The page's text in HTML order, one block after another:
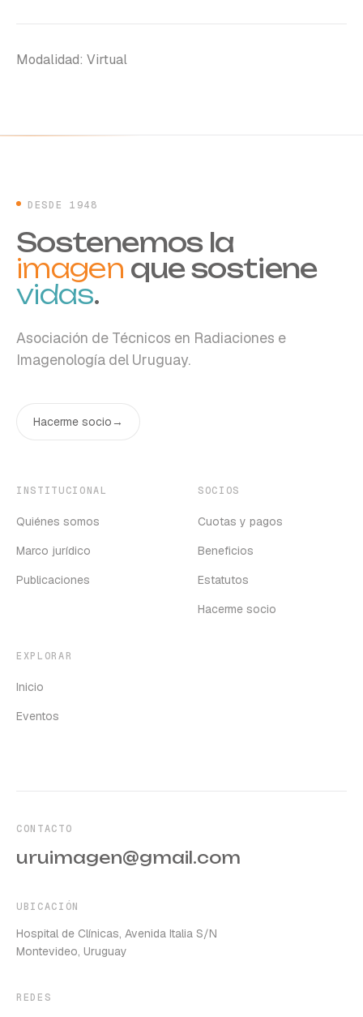
Modalidad: Virtual
DESDE 1948
Sostenemos la
imagen que sostiene
vidas.
Asociación de Técnicos en Radiaciones e
Imagenología del Uruguay.
Hacerme socio →
INSTITUCIONAL
Quiénes somos
Marco jurídico
Publicaciones
SOCIOS
Cuotas y pagos
Beneficios
Estatutos
Hacerme socio
EXPLORAR
Inicio
Eventos
CONTACTO
uruimagen@gmail.com
UBICACIÓN
Hospital de Clínicas, Avenida Italia S/N
Montevideo, Uruguay
REDES